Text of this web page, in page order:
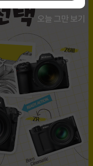
오늘 그만 보기